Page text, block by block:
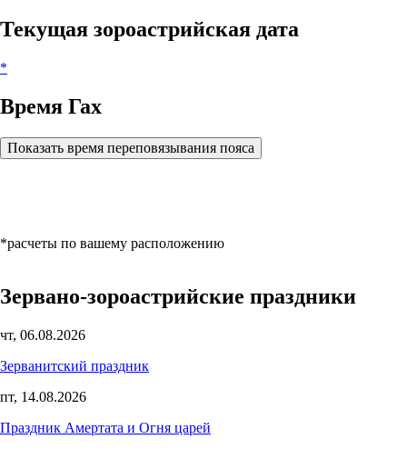
Текущая зороастрийская дата
*
Время Гах
Показать время переповязывания пояса
*расчеты по вашему расположению
Зервано-зороастрийские праздники
чт, 06.08.2026
Зерванитский праздник
пт, 14.08.2026
Праздник Амертата и Огня царей